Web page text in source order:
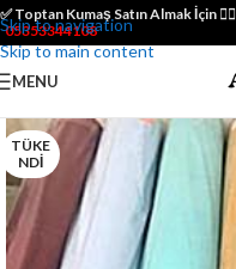
Skip to navigation
Skip to main content
✅️ Toptan Kumaş Satın Almak İçin 👇🏻
05353344108
MENU
TÜKE
NDI